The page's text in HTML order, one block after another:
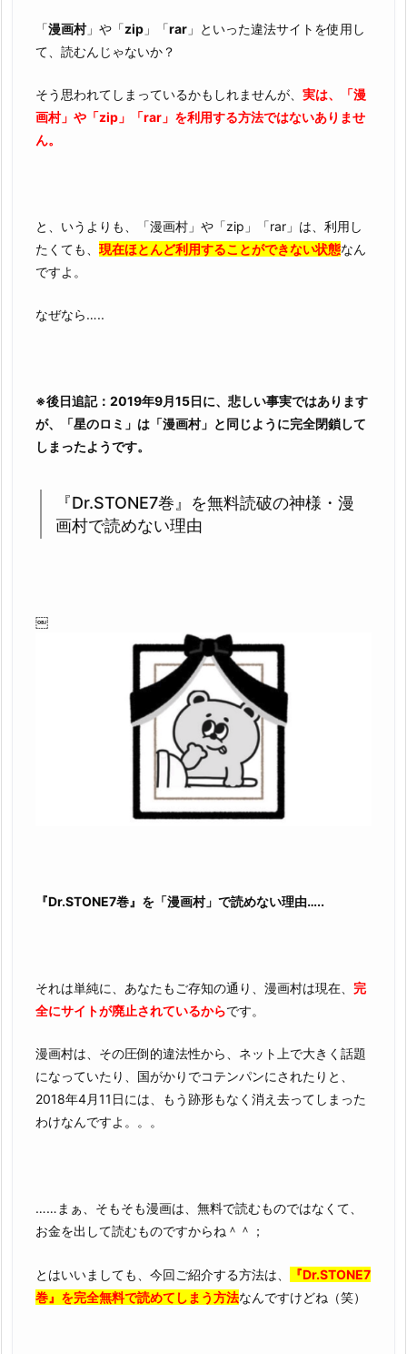
「漫画村」や「zip 」「rar 」といった違法サイトを使用し
て、読むんじゃないか？
そう思われてしまっているかもしれませんが、 実は、「漫
画村」や「zip」「rar」を利用する方法ではないありませ
ん。
と、いうよりも、「漫画村」や「zip」「rar」は、利用し
たくても、 現在ほとんど利用することができない状態なん
ですよ。
なぜなら…..
※後日追記：2019年9月15日に、悲しい事実ではあります
が、「星のロミ」は「漫画村」と同じように完全閉鎖して
しまったようです。
『Dr.STONE7巻』を無料読破の神様・漫
画村で読めない理由
￼
『Dr.STONE7巻』を「漫画村」で読めない理由…..
それは単純に、あなたもご存知の通り、漫画村は現在、 完
全にサイトが廃止されているからです。
漫画村は、その圧倒的違法性から、ネット上で大きく話題
になっていたり、国がかりでコテンパンにされたりと、
2018年4月11日には、もう跡形もなく消え去ってしまった
わけなんですよ。。。
……まぁ、そもそも漫画は、無料で読むものではなくて、
お金を出して読むものですからね＾＾；
とはいいましても、今回ご紹介する方法は、
『Dr.STONE7
巻』を完全無料で読めてしまう方法なんですけどね（笑）